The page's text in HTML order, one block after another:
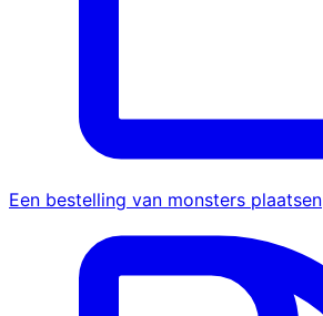
Een bestelling van monsters plaatsen